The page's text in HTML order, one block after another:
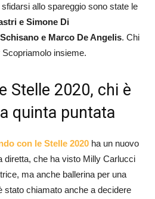
allo spareggio sono state le
e Simone Di
e Marco De Angelis. Chi
insieme.
Stelle 2020, chi è
quinta puntata
con le Stelle 2020 ha un nuovo
diretta, che ha visto Milly Carlucci
ma anche ballerina per una
stato chiamato anche a decidere